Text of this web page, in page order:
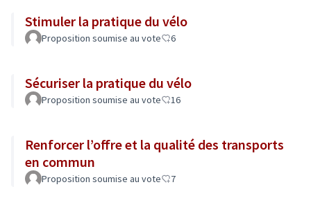
Stimuler la pratique du vélo
Proposition soumise au vote 6
Sécuriser la pratique du vélo
Proposition soumise au vote 16
Renforcer l’offre et la qualité des transports
en commun
Proposition soumise au vote 7